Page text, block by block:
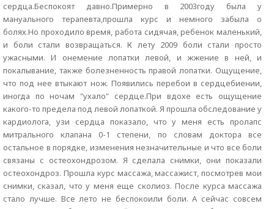
сердца.Беспокоят давно.Примерно в 2003году была у
мануального терапевта,прошла курс и немного забыла о
болях.Но проходило время, работа сидячая, ребенок маленький,
и боли стали возвращаться. К лету 2009 боли стали просто
ужасными. И онемение лопатки левой, и жжение в ней, и
покалывание, также болезненность правой лопатки. Ощущение,
что под нее втыкают нож. Появились перебои в сердцебиении,
иногда по ночам "ухало" сердце.При вдохе есть ощущение
какого-то предела под левой лопаткой. Я прошла обследование у
кардиолога, узи сердца показало, что у меня есть пролапс
митрального клапана 0-1 степени, по словам доктора все
остальное в порядке, изменения незначительные и что все боли
связаны с остеохондрозом. Я сделала снимки, они показали
остеохондроз. Прошла курс массажа, массажист, посмотрев мои
снимки, сказал, что у меня еще сколиоз. После курса массажа
стало лучше. Все лето не беспокоили боли. А сейчас совсем